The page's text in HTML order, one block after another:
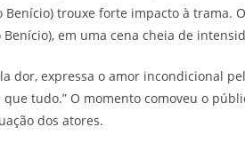
Benício) trouxe forte impacto à trama.
em uma cena cheia de
dor, expressa o amor incondicional
tudo.” O momento comoveu o
dos atores.